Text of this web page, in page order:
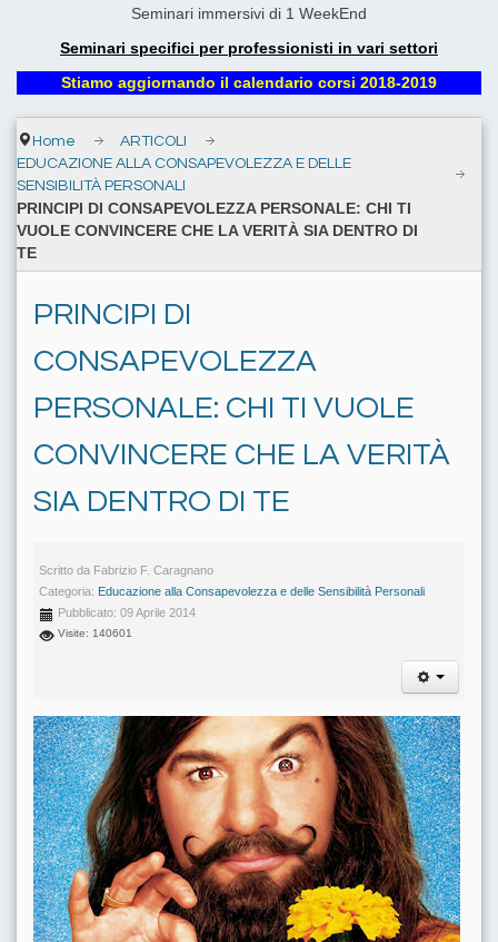
Seminari immersivi di 1 WeekEnd
Seminari specifici per professionisti in vari settori
Stiamo aggiornando il calendario corsi 2018-2019
Home
ARTICOLI
EDUCAZIONE ALLA CONSAPEVOLEZZA E DELLE
SENSIBILITÀ PERSONALI
PRINCIPI DI CONSAPEVOLEZZA PERSONALE: CHI TI
VUOLE CONVINCERE CHE LA VERITÀ SIA DENTRO DI
TE
PRINCIPI DI
CONSAPEVOLEZZA
PERSONALE: CHI TI VUOLE
CONVINCERE CHE LA VERITÀ
SIA DENTRO DI TE
Scritto da Fabrizio F. Caragnano
Categoria: Educazione alla Consapevolezza e delle Sensibilità Personali
Pubblicato: 09 Aprile 2014
Visite: 140601